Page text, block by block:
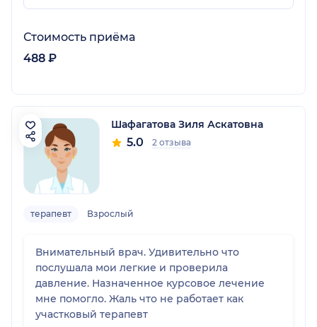
Стоимость приёма
488 ₽
Шафагатова Зиля Аскатовна
5.0 2 отзыва
терапевт Взрослый
Внимательный врач. Удивительно что
послушала мои легкие и проверила
давление. Назначенное курсовое лечение
мне помогло. Жаль что не работает как
участковый терапевт